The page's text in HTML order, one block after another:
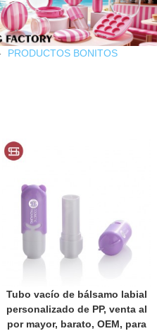
PRODUCTOS BONITOS
Tubo vacío de bálsamo labial
personalizado de PP, venta al
por mayor, barato, OEM, para